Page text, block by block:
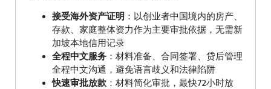
接受海外资产证明 ：以创业者中国境内的房产、
存款、家庭整体资力作为主要审批依据，无需新
加坡本地信用记录
全程中文服务 ：材料准备、合同签署、贷后管理
全程中文沟通，避免语言歧义和法律陷阱
快速审批放款 ：材料简化审批，最快72小时放